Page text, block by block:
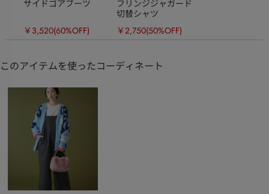
WIDE BOWL
サイドゴアブーツ
￥3,520(60%OFF)
WIDE BOWL
フリンジジャガード
切替シャツ
￥2,750(50%OFF)
このアイテムを使ったコーディネート